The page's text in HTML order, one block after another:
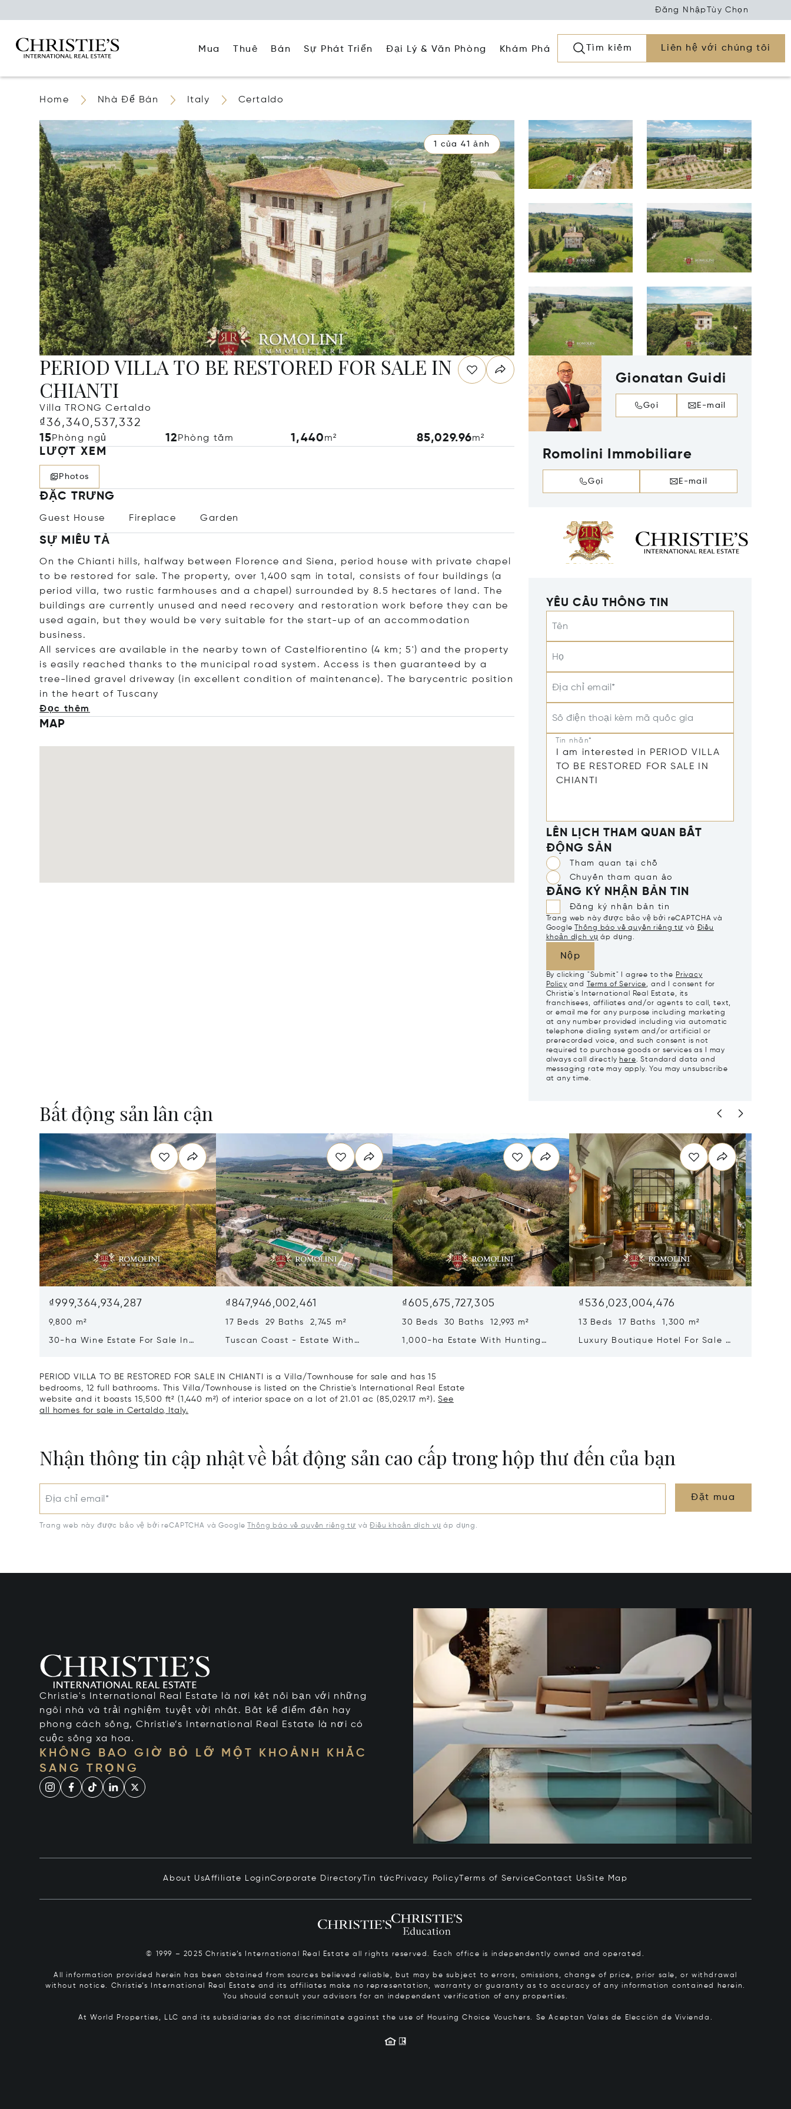
Đăng Nhập Tùy Chọn
Mua Thuê Bán Sự Phát Triển Đại Lý & Văn Phòng Khám Phá Tìm kiếm Liên hệ với chúng tôi
Home Nhà Để Bán Italy Certaldo
1 của 41 ảnh
PERIOD VILLA TO BE RESTORED FOR SALE IN
CHIANTI
Villa TRONG Certaldo
₫36,340,537,332
15Phòng ngủ 12 Phòng tắm 1,440m² 85,029.96m²
LƯỢT XEM
Photos
ĐẶC TRƯNG
Guest House Fireplace Garden
SỰ MIÊU TẢ
On the Chianti hills, halfway between Florence and Siena, period house with private chapel
to be restored for sale. The property, over 1,400 sqm in total, consists of four buildings (a
period villa, two rustic farmhouses and a chapel) surrounded by 8.5 hectares of land. The
buildings are currently unused and need recovery and restoration work before they can be
used again, but they would be very suitable for the start-up of an accommodation
business.
All services are available in the nearby town of Castelfiorentino (4 km; 5') and the property
is easily reached thanks to the municipal road system. Access is then guaranteed by a
tree-lined gravel driveway (in excellent condition of maintenance). The barycentric position
in the heart of Tuscany
Đọc thêm
MAP
Gionatan Guidi
Gọi E-mail
Romolini Immobiliare
Gọi E-mail
YÊU CẦU THÔNG TIN
Tên
Họ
Địa chỉ email*
Số điện thoại kèm mã quốc gia
Tin nhắn*
LÊN LỊCH THAM QUAN BẤT
ĐỘNG SẢN
Tham quan tại chỗ
Chuyến tham quan ảo
ĐĂNG KÝ NHẬN BẢN TIN
Đăng ký nhận bản tin
Trang web này được bảo vệ bởi reCAPTCHA và
Google
Thông báo về quyền riêng tư và Điều
khoản dịch vụ áp dụng.
Nộp
By clicking "Submit" I agree to the Privacy
Policy and Terms of Service, and I consent for
Christie's International Real Estate, its
franchisees, affiliates and/or agents to call, text,
or email me for any purpose including marketing
at any number provided including via automatic
telephone dialing system and/or artificial or
prerecorded voice, and such consent is not
required to purchase goods or services as I may
always call directly here. Standard data and
messaging rate may apply. You may unsubscribe
at any time.
Bất động sản lân cận
₫999,364,934,287
9,800 m²
30-ha Wine Estate For Sale In
₫847,946,002,461
17 Beds 29 Baths 2,745 m²
Tuscan Coast - Estate With
₫605,675,727,305
30 Beds 30 Baths 12,993 m²
1,000-ha Estate With Hunting
₫536,023,004,476
13 Beds 17 Baths 1,300 m²
Luxury Boutique Hotel For Sale In
PERIOD VILLA TO BE RESTORED FOR SALE IN CHIANTI is a Villa/Townhouse for sale and has 15
bedrooms, 12 full bathrooms. This Villa/Townhouse is listed on the Christie's International Real Estate
website and it boasts 15,500 ft² (1,440 m²) of interior space on a lot of 21.01 ac (85,029.17 m²).See
all homes for sale in Certaldo, Italy.
Nhận thông tin cập nhật về bất động sản cao cấp trong hộp thư đến của bạn
Địa chỉ email* Đặt mua
Trang web này được bảo vệ bởi reCAPTCHA và Google Thông báo về quyền riêng tư vàĐiều khoản dịch vụ áp dụng.
Christie's International Real Estate là nơi kết nối bạn với những
ngôi nhà và trải nghiệm tuyệt vời nhất. Bất kể điểm đến hay
phong cách sống, Christie’s International Real Estate là nơi có
cuộc sống xa hoa.
KHÔNG BAO GIỜ BỎ LỠ MỘT KHOẢNH KHẮC
SANG TRỌNG
About UsAffiliate LoginCorporate Directory Tin tức Privacy Policy Terms of ServiceContact UsSite Map
© 1999 – 2025 Christie’s International Real Estate all rights reserved. Each office is independently owned and operated.
All information provided herein has been obtained from sources believed reliable, but may be subject to errors, omissions, change of price, prior sale, or withdrawal
without notice. Christie’s International Real Estate and its affiliates make no representation, warranty or guaranty as to accuracy of any information contained herein.
You should consult your advisors for an independent verification of any properties.
At World Properties, LLC and its subsidiaries do not discriminate against the use of Housing Choice Vouchers. Se Aceptan Vales de Elección de Vivienda.